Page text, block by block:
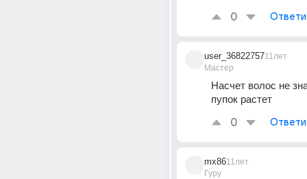
0
user_36822757
Мастер
11лет
Насчет волос не
пупок растет
0
mx86
Гуру
11лет